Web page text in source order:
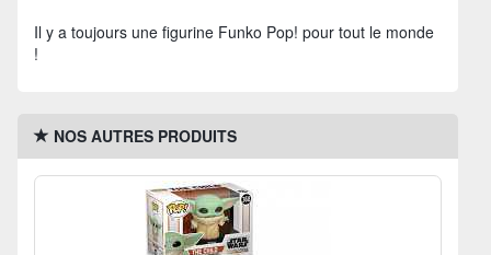
Il y a toujours une figurine Funko Pop! pour tout le monde
!
NOS AUTRES PRODUITS